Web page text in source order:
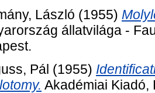
László (1955)
állatvilága -
Pál (1955)
Akadémiai Kiadó,